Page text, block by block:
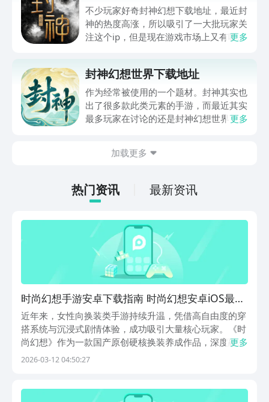
不少玩家好奇封神幻想下载地址，最近封
神的热度高涨，所以吸引了一大批玩家关
注这个ip，但是现在游戏市场上又有哪些
在就为大家分享一下载的方法，大家一起
来了解一下吧。
更多
封神幻想世界下载地址
作为经常被使用的一个题材。封神其实也
出了很多款此类元素的手游，而最近其实
最多玩家在讨论的还是封神幻想世界下载
绍给大家，其中还有很多的玩法是大家在
更多
加载更多
热门资讯 最新资讯
时尚幻想手游安卓下载指南 时尚幻想安卓iOS最新
版本安装攻略
近年来，女性向换装类手游持续升温，凭借高自由度的穿
搭系统与沉浸式剧情体验，成功吸引大量核心玩家。《时
尚幻想》作为一款国产原创硬核换装养成作品，深度融合
潮流穿搭、手作工坊、角色养成与多线叙事四大模块，为
更多
2026-03-12 04:50:27